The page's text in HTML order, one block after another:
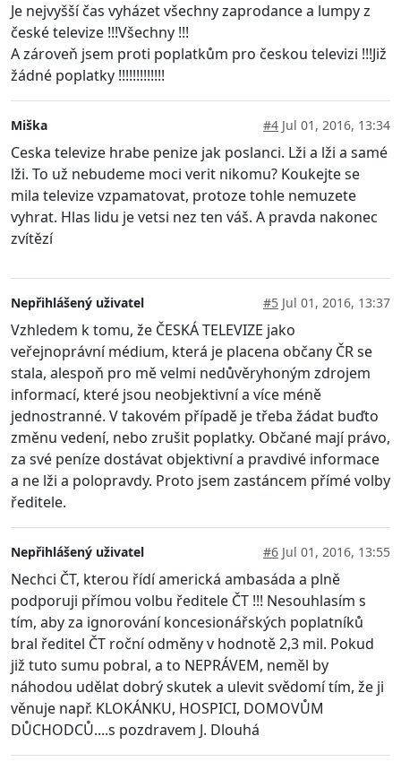
Je nejvyšší čas vyházet všechny zaprodance a lumpy z
české televize !!!Všechny !!!
A zároveň jsem proti poplatkům pro českou televizi !!!Již
žádné poplatky !!!!!!!!!!!!!
Miška #4 Jul 01, 2016, 13:34
Ceska televize hrabe penize jak poslanci. Lži a lži a samé
lži. To už nebudeme moci verit nikomu? Koukejte se
mila televize vzpamatovat, protoze tohle nemuzete
vyhrat. Hlas lidu je vetsi nez ten váš. A pravda nakonec
zvítězí
Nepřihlášený uživatel #5 Jul 01, 2016, 13:37
Vzhledem k tomu, že ČESKÁ TELEVIZE jako
veřejnoprávní médium, která je placena občany ČR se
stala, alespoň pro mě velmi nedůvěryhoným zdrojem
informací, které jsou neobjektivní a více méně
jednostranné. V takovém případě je třeba žádat buďto
změnu vedení, nebo zrušit poplatky. Občané mají právo,
za své peníze dostávat objektivní a pravdivé informace
a ne lži a polopravdy. Proto jsem zastáncem přímé volby
ředitele.
Nepřihlášený uživatel #6 Jul 01, 2016, 13:55
Nechci ČT, kterou řídí americká ambasáda a plně
podporuji přímou volbu ředitele ČT !!! Nesouhlasím s
tím, aby za ignorování koncesionářských poplatníků
bral ředitel ČT roční odměny v hodnotě 2,3 mil. Pokud
již tuto sumu pobral, a to NEPRÁVEM, neměl by
náhodou udělat dobrý skutek a ulevit svědomí tím, že ji
věnuje např. KLOKÁNKU, HOSPICI, DOMOVŮM
DŮCHODCŮ....s pozdravem J. Dlouhá